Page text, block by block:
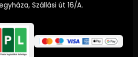
Szállási út 16/A.